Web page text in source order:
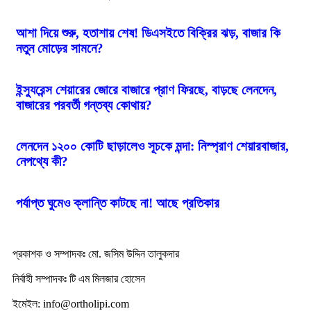
আশা দিয়ে শুরু, হতাশায় শেষ! ডিএসইতে বিক্রির ঝড়, বাজার কি
নতুন মোড়ের সামনে?
ইন্স্যুরেন্স শেয়ারের জোরে বাজারে প্রাণ ফিরছে, বাড়ছে লেনদেন,
বাজারের পরবর্তী গন্তব্য কোথায়?
লেনদেন ১২০০ কোটি ছাড়ালেও সূচকে মন্দা: নিস্প্রাণ শেয়ারবাজার,
নেপথ্যে কী?
পর্যাপ্ত ঘুমেও ক্লান্তি কাটছে না! আছে প্রতিকার
প্রকাশক ও সম্পাদকঃ মো. জসিম উদ্দিন তালুকদার
নির্বাহী সম্পাদকঃ টি এম মিলজার হোসেন
ইমেইল: info@ortholipi.com